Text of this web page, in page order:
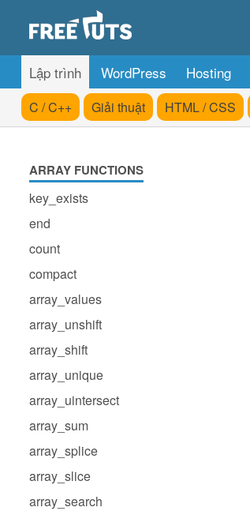
Lập trình WordPress Hosting
C / C++ Giải thuật HTML / CSS
ARRAY FUNCTIONS
key_exists
end
count
compact
array_values
array_unshift
array_shift
array_unique
array_uintersect
array_sum
array_splice
array_slice
array_search